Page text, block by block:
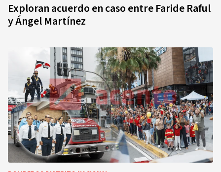
Exploran acuerdo en caso entre Faride Raful
y Ángel Martínez